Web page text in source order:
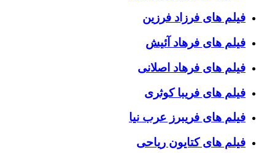
فیلم های فرزاد فرزین
فیلم های فرهاد آئیش
فیلم های فرهاد اصلانی
فیلم های فریبا کوثری
فیلم های فریبرز عرب نیا
فیلم های کتایون ریاحی